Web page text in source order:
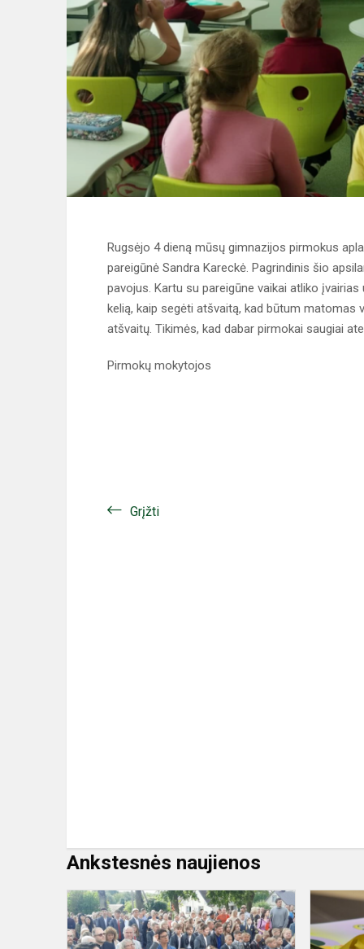
Rugsėjo 4 dieną mūsų gimnazijos pirmokus
pareigūnė Sandra Kareckė. Pagrindinis šio
pavojus. Kartu su pareigūne vaikai atliko
kelią, kaip segėti atšvaitą, kad būtum matomas
atšvaitų. Tikimės, kad dabar pirmokai saugiai
Pirmokų mokytojos
Grįžti
Ankstesnės naujienos
Mokslo
ir
žinių